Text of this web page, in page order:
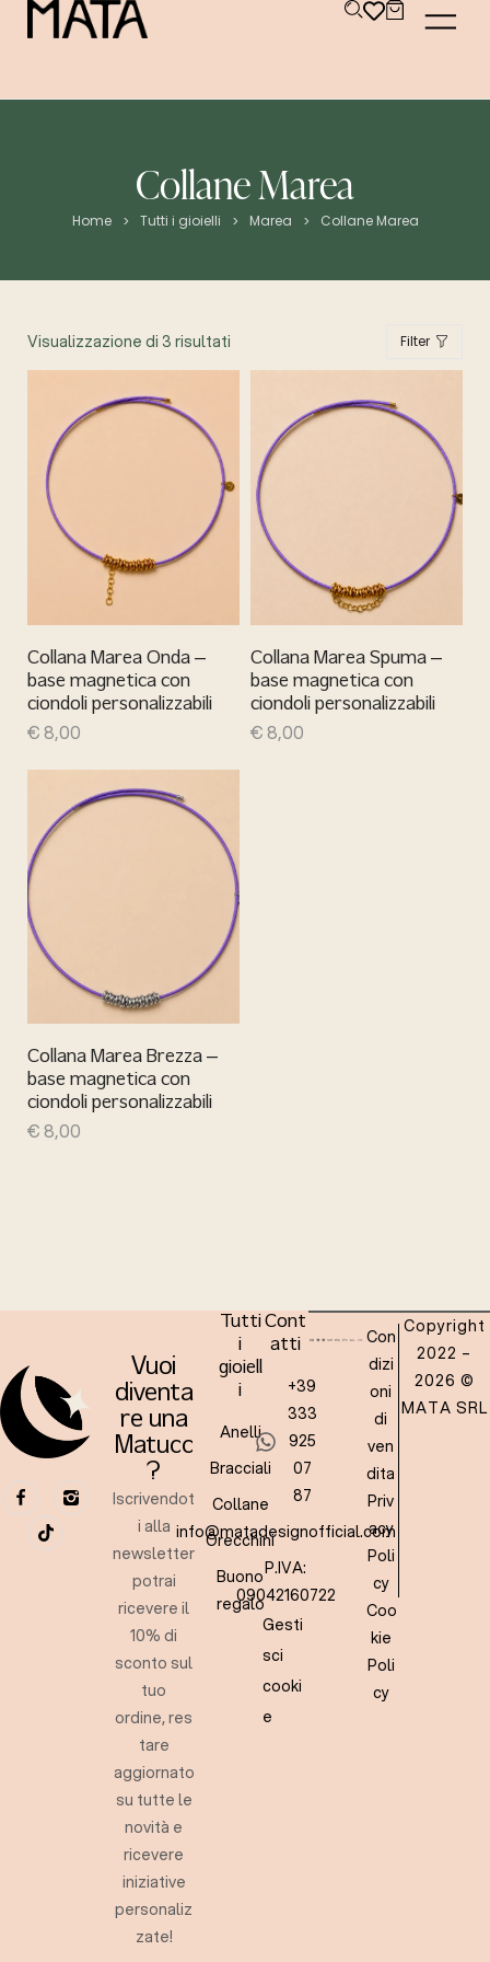
Collane Marea
Home > Tutti i gioielli > Marea > Collane Marea
Visualizzazione di 3 risultati Filter
Collana Marea Onda –
base magnetica con
ciondoli personalizzabili
€8,00
Collana Marea Spuma –
base magnetica con
ciondoli personalizzabili
€8,00
Collana Marea Brezza –
base magnetica con
ciondoli personalizzabili
€8,00
Vuoi
diventa
re una
Matucc
?
Iscrivendot
i alla
newsletter
potrai
ricevere il
10% di
sconto sul
tuo
ordine, res
tare
aggiornato
su tutte le
novità e
ricevere
iniziative
personaliz
zate!
Tutti
i
gioiell
i
Anelli
Bracciali
Collane
Orecchini
Buono
regalo
Cont
atti
+39
333
925
07
87
info@matadesignofficial.com
P.IVA:
09042160722
Gesti
sci
cooki
e
Con
dizi
oni
di
ven
dita
Priv
acy
Poli
cy
Coo
kie
Poli
cy
Copyright
2022 –
2026 ©
MATA SRL